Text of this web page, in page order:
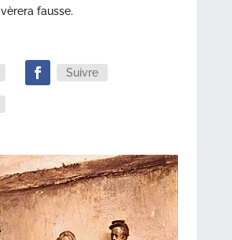
fausse.
Suivre